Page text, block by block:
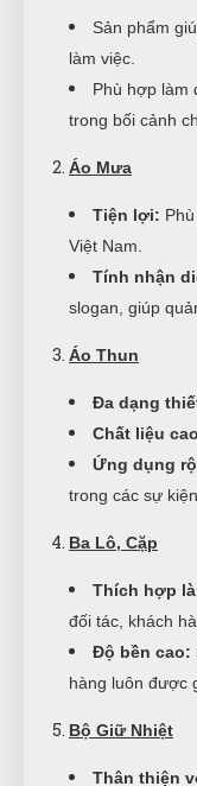
Sản phẩm
làm việc.
Phù hợp làm
trong bối cảnh
Áo Mưa
Tiện lợi:
Việt Nam.
Tính nhận
slogan, giúp
Áo Thun
Đa dạng
Chất liệu
Ứng dụng
trong các sự
Ba Lô, Cặp
Thích hợp
đối tác, khách
Độ bền cao:
hàng luôn được
Bộ Giữ Nhiệt
Thân thiện